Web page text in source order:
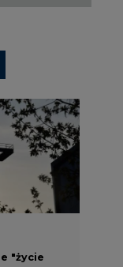
"życie